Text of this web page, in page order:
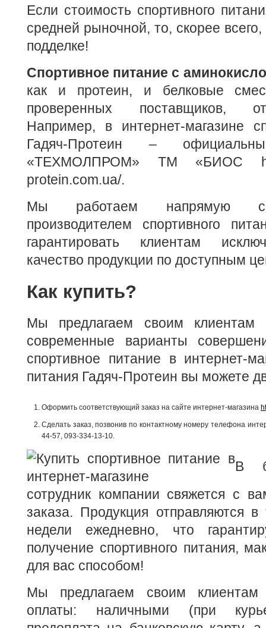
Если стоимость спортивного
средней рыночной, то, скорее
подделке!
Спортивное питание с
как и протеин, и белковые
проверенных поставщиков,
Например, в интернет-магазине
Гадяч-Протеин –
«ТЕХМОЛПРОМ» ТМ «БИОС
protein.com.ua/.
Мы работаем напрямую с
производителем спортивного
гарантировать клиентам
качество продукции по доступным
Как купить?
Мы предлагаем своим
современные варианты
спортивное питание в интернет-
питания Гадяч-Протеин вы можете
Оформить соответствующий заказ на сайте интернет-магазина
Сделать заказ, позвонив по контактному номеру телефона
44-57, 093-334-13-10.
В
сотрудник компании свяжется с
заказа. Продукция отправляются
недели ежедневно, что
получение спортивного питания,
для вас способом!
Мы предлагаем своим
оплаты: наличными (при